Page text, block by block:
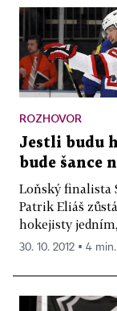
ROZHOVOR
Jestli budu
bude šance
Loňský finalista
Patrik Eliáš
hokejisty
30. 10. 2012 ▪ 4